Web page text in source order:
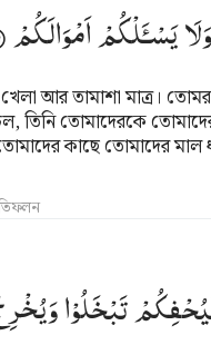
وَلَایَسْـَٔلْكُمْاَمْوَالَكُمْ
আর তামাশা মাত্র।
তিনি তোমাদেরকে
কাছে তোমাদের মাল
ويخرج اضغانكم ٣٧
وَيُخْرِجْ أَضْغَـٰنَكُمْ ٣٧
تَبْخَلُوْا